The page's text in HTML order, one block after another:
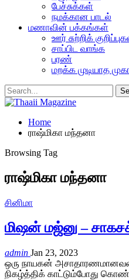
பேச்சுக்கள்
நமக்கான பாடல்
மணாவின் பக்கங்கள்
ஊர் சுற்றிக்
சாப்பிட வாங்க
பரண்
மறக்க முடியாத
Home
ராஷ்மிகா மந்தனா
Browsing Tag
ராஷ்மிகா மந்தனா
சினிமா
மிஷன் மஜ்னு –
admin Jan 23, 2023
ஒரு நாயகன்
நிகழ்த்திக் காட்டும்போது